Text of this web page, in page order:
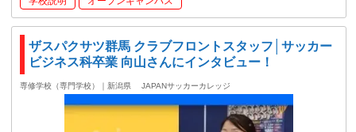
ザスパクサツ群馬 クラブフロントスタッフ│サッカー
ビジネス科卒業 向山さんにインタビュー！
専修学校（専門学校）｜新潟県 JAPANサッカーカレッジ